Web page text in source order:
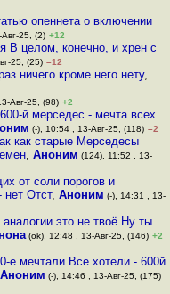
опеннета о включении
25, (2) +12
В целом, конечно, и хрен с
25, (25) –12
ничего кроме него нету,
Авг-25, (98) +2
й мерседес - мечта всех
(-), 10:54 , 13-Авг-25, (118) –2
как старые Мерседесы
, Аноним (124), 11:52 , 13-
от соли порогов и
нет Отст,Аноним (-), 14:31 , 13-
это не твоё Ну ты
(ok), 12:48 , 13-Авг-25, (146) +2
е мечтали Все хотели - 600й
Аноним (-), 14:46 , 13-Авг-25, (175)